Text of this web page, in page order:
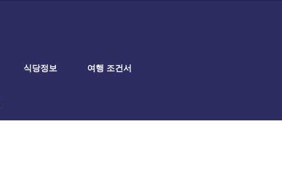
식당정보 여행 조건서